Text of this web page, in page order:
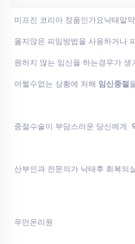
미프진 코리아 정품인가요낙­태알
옳지않은 피임방법을 사용하거나
원하지 않는 임신을 하는경우가 생
어쩔수없는 상황에 처해 임신중절
중절수술이 부담스러운 당신에게
산부인과 전문의가 낙태후 회복되
우먼온리원